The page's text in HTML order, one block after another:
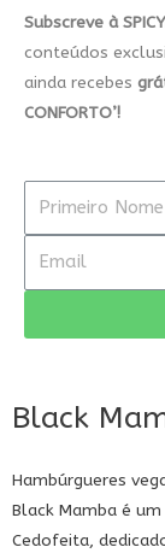
Subscreve à
conteúdos
ainda recebes
CONFORTO’!
Black
Hambúrgueres
Black Mamba é
Cedofeita,